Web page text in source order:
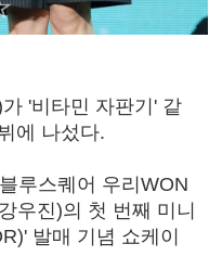
'비타민 자판기' 같
에 나섰다.
루스퀘어 우리WON
우진)의 첫 번째 미니
발매 기념 쇼케이